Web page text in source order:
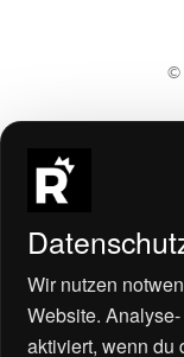
©
Wir nutzen
Website.
aktiviert, wenn du